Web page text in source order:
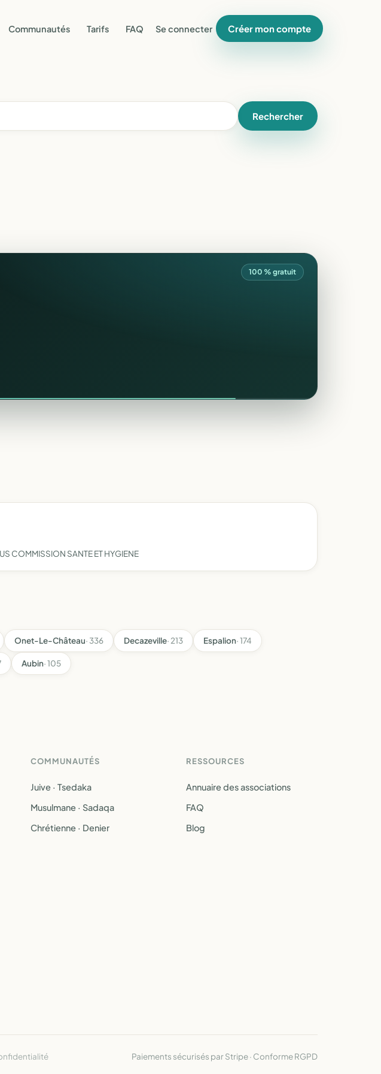
Communautés Tarifs FAQ Se connecter Créer mon compte
Rechercher
100 % gratuit
COMMISSION SANTE ET HYGIENE
Onet-Le-Château· 336 Decazeville· 213 Espalion· 174
Aubin· 105
COMMUNAUTÉS
Juive · Tsedaka
Musulmane · Sadaqa
Chrétienne · Denier
RESSOURCES
Annuaire des associations
FAQ
Blog
Paiements sécurisés par Stripe · Conforme RGPD